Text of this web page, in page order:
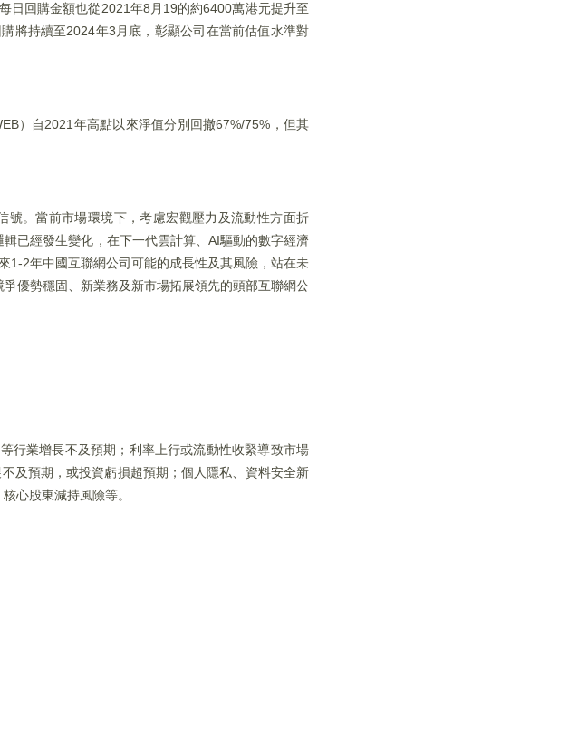
日回購金額也從2021年8月19的約6400萬港元提升至
將持續至2024年3月底，彰顯公司在當前估值水準對
）自2021年高點以來淨值分別回撤67%/75%，但其
號。當前市場環境下，考慮宏觀壓力及流動性方面折
已經發生變化，在下一代雲計算、AI驅動的數字經濟
1-2年中國互聯網公司可能的成長性及其風險，站在未
優勢穩固、新業務及新市場拓展領先的頭部互聯網公
行業增長不及預期；利率上行或流動性收緊導致市場
及預期，或投資虧損超預期；個人隱私、資料安全新
心股東減持風險等。